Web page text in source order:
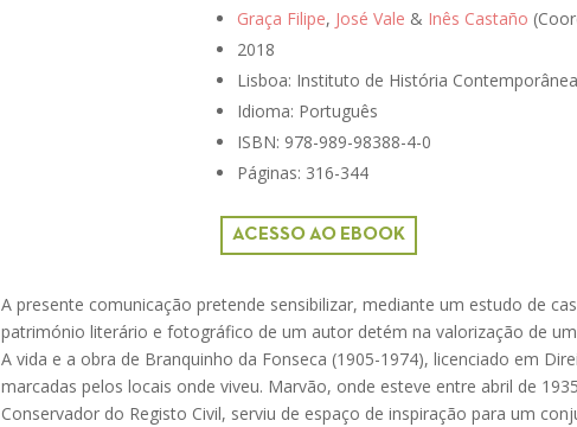
Graça Filipe, José Vale & Inês Castaño
2018
Lisboa: Instituto de História
Idioma: Português
ISBN: 978-989-98388-4-0
Páginas: 316-344
ACESSO AO EBOOK
A presente comunicação pretende sensibilizar, mediante um estudo de
património literário e fotográfico de um autor detém na valorização de
A vida e a obra de Branquinho da Fonseca (1905-1974), licenciado em
marcadas pelos locais onde viveu. Marvão, onde esteve entre abril de
Conservador do Registo Civil, serviu de espaço de inspiração para um